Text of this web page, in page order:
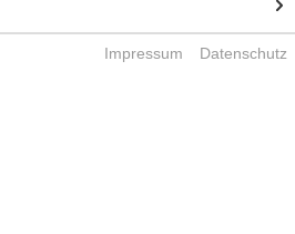
Impressum Datenschutz